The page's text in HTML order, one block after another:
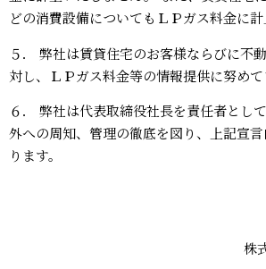
どの消費設備についてもＬＰガス料⾦に計
５． 弊社は賃貸住宅のお客様ならびに不
対し、ＬＰガス料⾦等の情報提供に努めて
６． 弊社は代表取締役社⻑を責任者とし
外への周知、管理の徹底を図り、上記宣
ります。
株